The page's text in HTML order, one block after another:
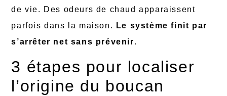
de vie. Des odeurs de chaud apparaissent
parfois dans la maison.
Le système finit par
s’arrêter net sans prévenir.
3 étapes pour localiser
l’origine du boucan